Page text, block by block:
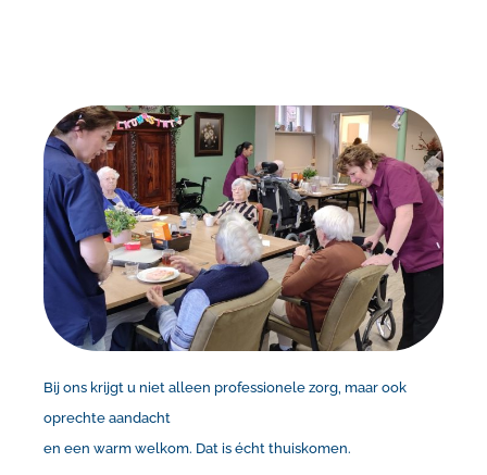
Bij ons krijgt u niet alleen professionele zorg, maar ook
oprechte aandacht
en een warm welkom. Dat is écht thuiskomen.